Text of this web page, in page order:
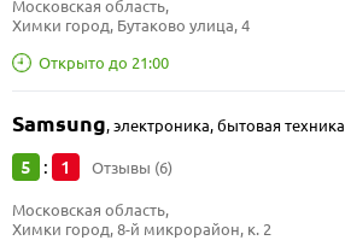
Открыто до 21:00
Московская область,
Химки город, Бутаково улица, 4
Samsung,электроника, бытовая техника
5 : 1 Отзывы (6)
Московская область,
Химки город, 8-й микрорайон, к. 2